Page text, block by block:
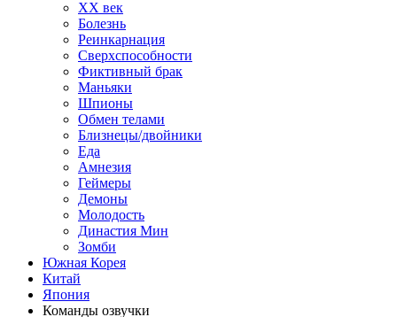
ХХ век
Болезнь
Реинкарнация
Сверхспособности
Фиктивный брак
Маньяки
Шпионы
Обмен телами
Близнецы/двойники
Еда
Амнезия
Геймеры
Демоны
Молодость
Династия Мин
Зомби
Южная Корея
Китай
Япония
Команды озвучки